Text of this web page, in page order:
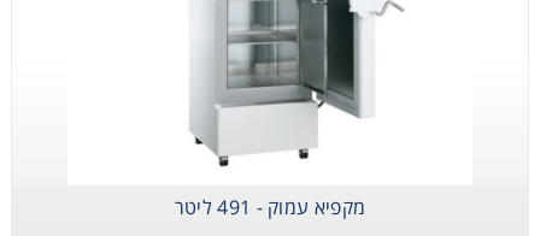
מקפיא עמוק - 491 ליטר